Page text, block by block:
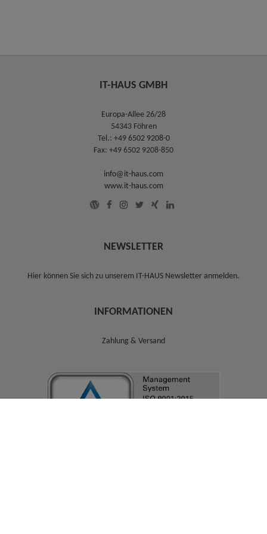
IT-HAUS GMBH
Europa-Allee 26/28
54343 Föhren
Tel.: +49 6502 9208-0
Fax: +49 6502 9208-850
info@it-haus.com
www.it-haus.com
NEWSLETTER
Hier können Sie sich zu unserem IT-HAUS Newsletter anmelden.
INFORMATIONEN
Zahlung & Versand